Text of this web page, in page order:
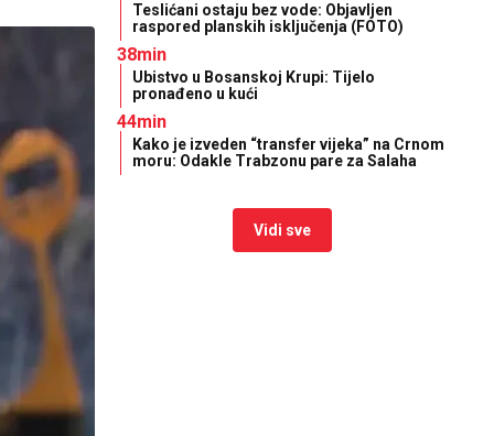
Teslićani ostaju bez vode: Objavljen
raspored planskih isključenja (FOTO)
38min
Ubistvo u Bosanskoj Krupi: Tijelo
pronađeno u kući
44min
Kako je izveden “transfer vijeka” na Crnom
moru: Odakle Trabzonu pare za Salaha
Vidi sve